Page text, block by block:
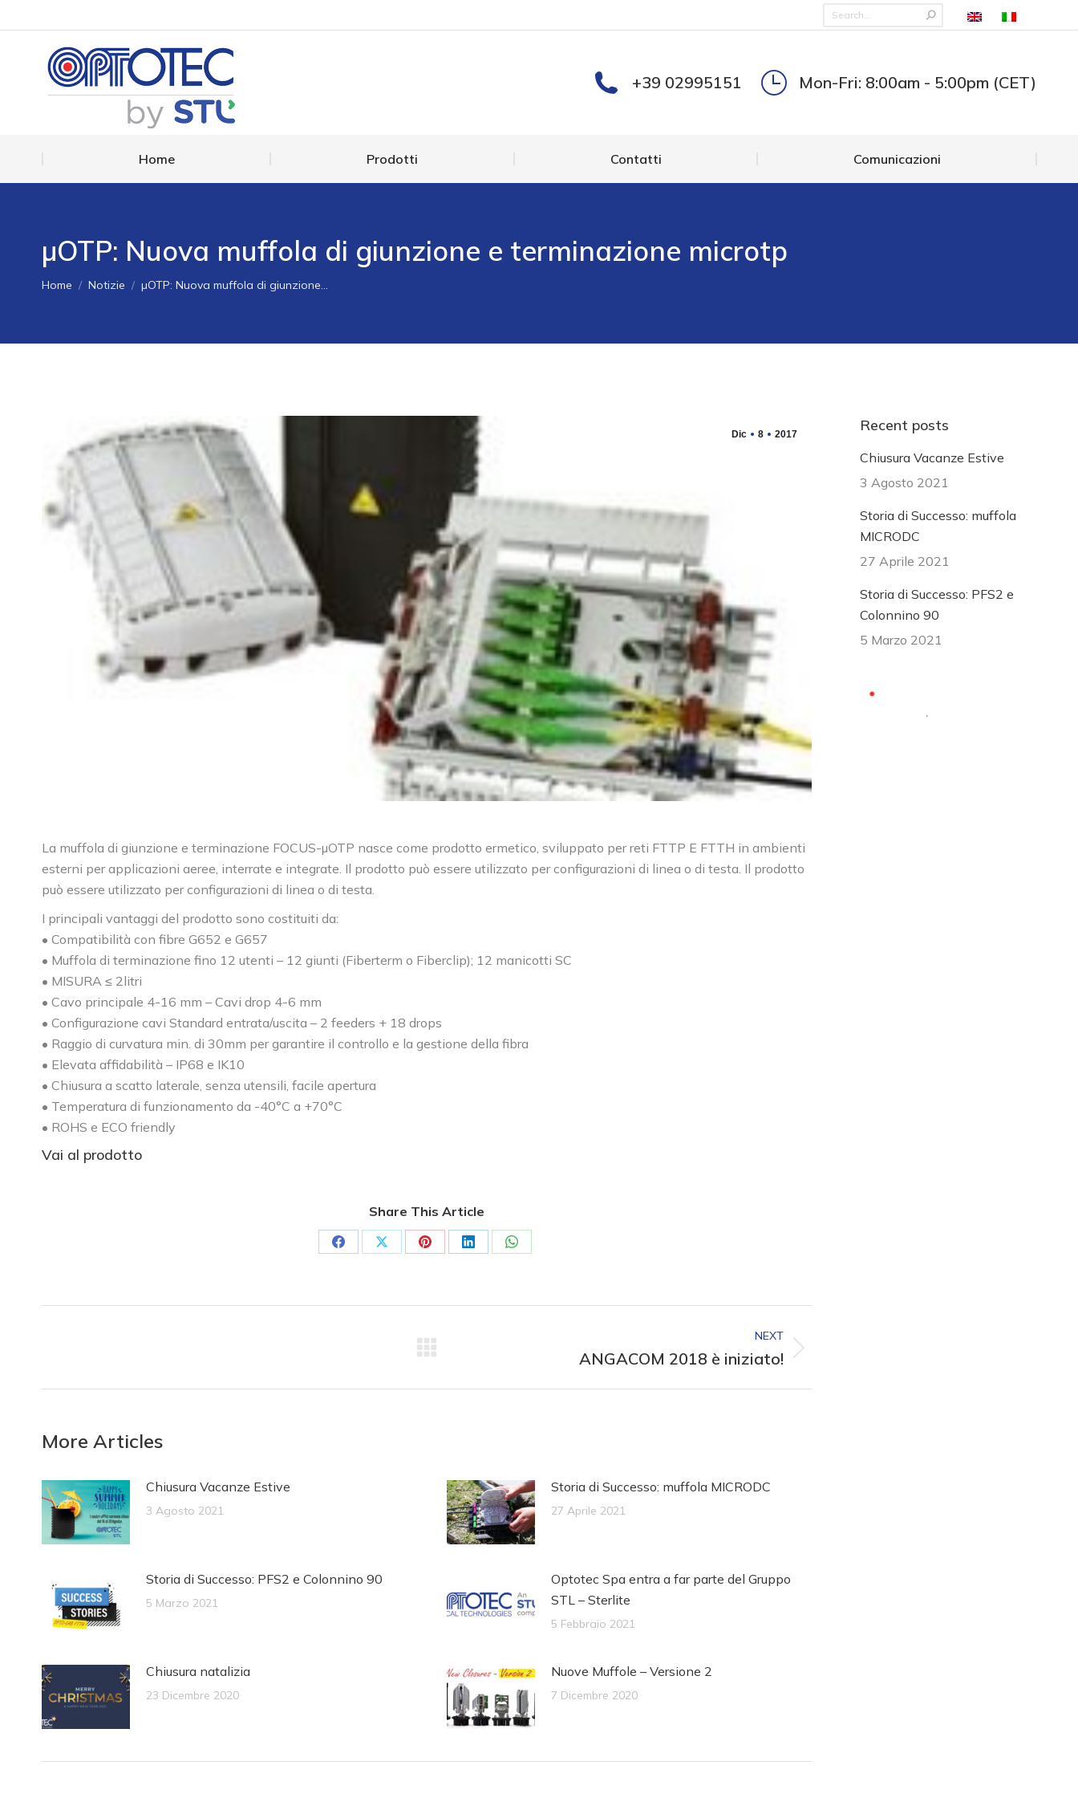
+39 02995151 Mon-Fri: 8:00am - 5:00pm (CET)
Home Prodotti Contatti Comunicazioni
µOTP: Nuova muffola di giunzione e terminazione microtp
You are here:
Home Notizie µOTP: Nuova muffola di giunzione…
Dic 8 2017
La muffola di giunzione e terminazione FOCUS-µOTP nasce come prodotto ermetico, sviluppato per reti FTTP E FTTH in ambienti
esterni per applicazioni aeree, interrate e integrate. Il prodotto può essere utilizzato per configurazioni di linea o di testa. Il prodotto
può essere utilizzato per configurazioni di linea o di testa.
I principali vantaggi del prodotto sono costituiti da:
• Compatibilità con fibre G652 e G657
• Muffola di terminazione fino 12 utenti – 12 giunti (Fiberterm o Fiberclip); 12 manicotti SC
• MISURA ≤ 2litri
• Cavo principale 4-16 mm – Cavi drop 4-6 mm
• Configurazione cavi Standard entrata/uscita – 2 feeders + 18 drops
• Raggio di curvatura min. di 30mm per garantire il controllo e la gestione della fibra
• Elevata affidabilità – IP68 e IK10
• Chiusura a scatto laterale, senza utensili, facile apertura
• Temperatura di funzionamento da -40°C a +70°C
• ROHS e ECO friendly
Vai al prodotto
Share This Article
NEXT
ANGACOM 2018 è iniziato!
More Articles
Chiusura Vacanze Estive
3 Agosto 2021
Storia di Successo: muffola MICRODC
27 Aprile 2021
Storia di Successo: PFS2 e Colonnino 90
5 Marzo 2021
Optotec Spa entra a far parte del Gruppo
STL – Sterlite
5 Febbraio 2021
Chiusura natalizia
23 Dicembre 2020
Nuove Muffole – Versione 2
7 Dicembre 2020
Recent posts
Chiusura Vacanze Estive
3 Agosto 2021
Storia di Successo: muffola
MICRODC
27 Aprile 2021
Storia di Successo: PFS2 e
Colonnino 90
5 Marzo 2021
Comunicazioni